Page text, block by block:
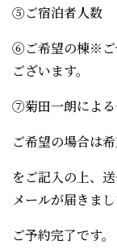
⑤ご宿泊者人数
⑥ご希望の棟※ご
ございます。
⑦菊田一朗によ
ご希望の場合は
をご記入の上、
メールが届きま
ご予約完了です。